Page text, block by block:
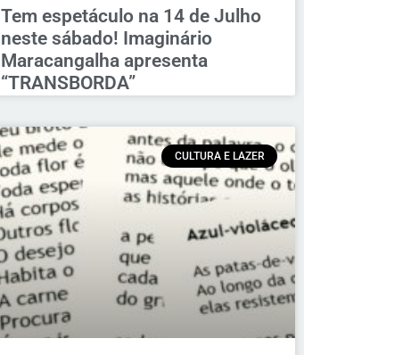
Tem espetáculo na 14 de Julho
neste sábado! Imaginário
Maracangalha apresenta
“TRANSBORDA”
CULTURA E LAZER